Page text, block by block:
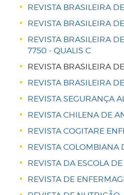
REVISTA BRASILEIRA
REVISTA BRASILEIRA
REVISTA BRASILEIRA
7750 - QUALIS C
REVISTA BRASILEIRA
REVISTA BRASILEIRA
REVISTA SEGURANÇA
REVISTA CHILENA DE
REVISTA COGITARE
REVISTA COLOMBIANA
REVISTA DA ESCOLA
REVISTA DE